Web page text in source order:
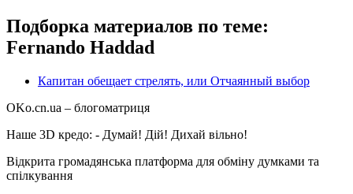
Подборка материалов по теме:
Fernando Haddad
Капитан обещает стрелять, или Отчаянный выбор
OKo.cn.ua – блогоматриця
Наше 3D кредо: - Думай! Дій! Дихай вільно!
Відкрита громадянська платформа для обміну думками та
спілкування